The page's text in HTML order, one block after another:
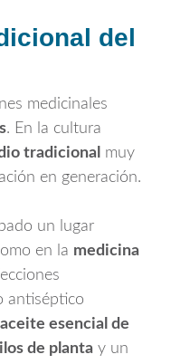
del
medicinales
. En la cultura
tradicional muy
en generación.
un lugar
en la medicina
antiséptico
esencial de
de planta y un